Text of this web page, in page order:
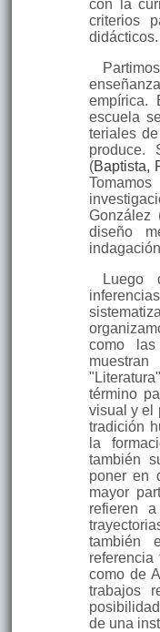
con la
criterios
didácti­cos.
empírica.
escuela
teriales
produce.
(Baptista,
González
diseño
Luego
como
término
visual y el
tradición
la
también
poner en
mayor
refieren
también
como de
trabajos
de una